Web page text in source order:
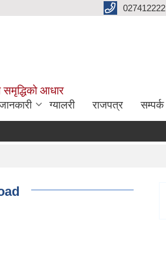
027412222
आधार
ग्यालरी राजपत्र सम्पर्क